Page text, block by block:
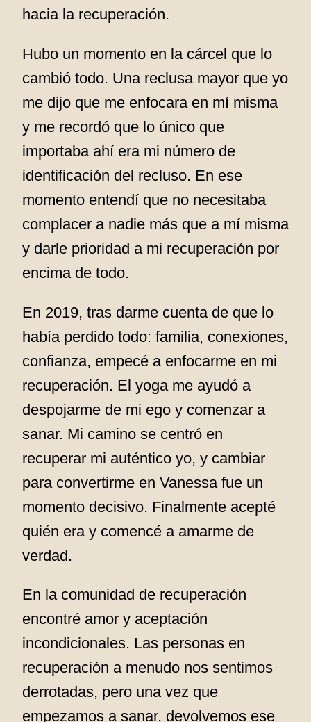
hacia la recuperación.
Hubo un momento en la cárcel que lo
cambió todo. Una reclusa mayor que yo
me dijo que me enfocara en mí misma
y me recordó que lo único que
importaba ahí era mi número de
identificación del recluso. En ese
momento entendí que no necesitaba
complacer a nadie más que a mí misma
y darle prioridad a mi recuperación por
encima de todo.
En 2019, tras darme cuenta de que lo
había perdido todo: familia, conexiones,
confianza, empecé a enfocarme en mi
recuperación. El yoga me ayudó a
despojarme de mi ego y comenzar a
sanar. Mi camino se centró en
recuperar mi auténtico yo, y cambiar
para convertirme en Vanessa fue un
momento decisivo. Finalmente acepté
quién era y comencé a amarme de
verdad.
En la comunidad de recuperación
encontré amor y aceptación
incondicionales. Las personas en
recuperación a menudo nos sentimos
derrotadas, pero una vez que
empezamos a sanar, devolvemos ese